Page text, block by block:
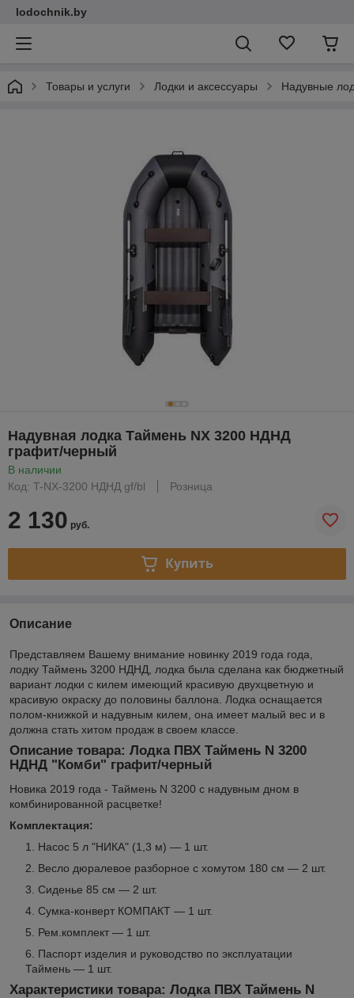
lodochnik.by
Товары и услуги Лодки и аксессуары Надувные
Надувная лодка Таймень NX 3200 НДНД
графит/черный
В наличии
Код: T-NX-3200 НДНД gf/bl
Розница
2 130 руб.
Купить
Описание
Представляем Вашему внимание новинку 2019 года года,
лодку Таймень 3200 НДНД, лодка была сделана как бюджетный
вариант лодки с килем имеющий красивую двухцветную и
красивую окраску до половины баллона. Лодка оснащается
полом-книжкой и надувным килем, она имеет малый вес и в
должна стать хитом продаж в своем классе.
Описание товара: Лодка ПВХ Таймень N 3200
НДНД "Комби" графит/черный
Новика 2019 года - Таймень N 3200 с надувным дном в
комбинированной расцветке!
Комплектация:
Насос 5 л "НИКА" (1,3 м) — 1 шт.
Весло дюралевое разборное с хомутом 180 см — 2 шт.
Сиденье 85 см — 2 шт.
Сумка-конверт КОМПАКТ — 1 шт.
Рем.комплект — 1 шт.
Паспорт изделия и руководство по эксплуатации
Таймень — 1 шт.
Характеристики товара: Лодка ПВХ Таймень N